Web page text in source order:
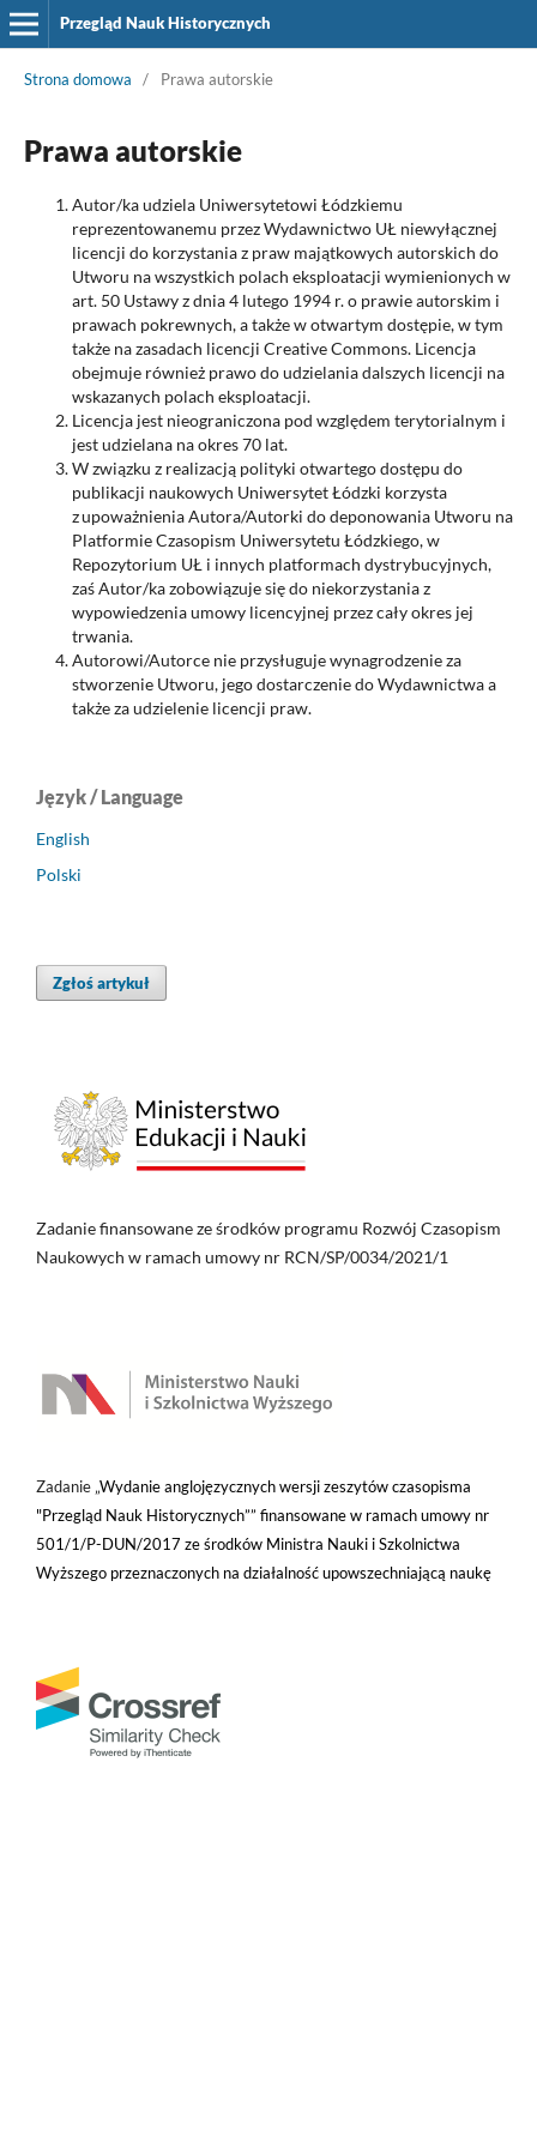
Przegląd Nauk Historycznych
Strona domowa / Prawa autorskie
Prawa autorskie
Autor/ka udziela Uniwersytetowi Łódzkiemu
reprezentowanemu przez Wydawnictwo UŁ niewyłącznej
licencji do korzystania z praw majątkowych autorskich do
Utworu na wszystkich polach eksploatacji wymienionych w
art. 50 Ustawy z dnia 4 lutego 1994 r. o prawie autorskim i
prawach pokrewnych, a także w otwartym dostępie, w tym
także na zasadach licencji Creative Commons. Licencja
obejmuje również prawo do udzielania dalszych licencji na
wskazanych polach eksploatacji.
Licencja jest nieograniczona pod względem terytorialnym i
jest udzielana na okres 70 lat.
W związku z realizacją polityki otwartego dostępu do
publikacji naukowych Uniwersytet Łódzki korzysta
z upoważnienia Autora/Autorki do deponowania Utworu na
Platformie Czasopism Uniwersytetu Łódzkiego, w
Repozytorium UŁ i innych platformach dystrybucyjnych,
zaś Autor/ka zobowiązuje się do niekorzystania z
wypowiedzenia umowy licencyjnej przez cały okres jej
trwania.
Autorowi/Autorce nie przysługuje wynagrodzenie za
stworzenie Utworu, jego dostarczenie do Wydawnictwa a
także za udzielenie licencji praw.
Język / Language
English
Polski
Zgłoś artykuł
Zadanie finansowane ze środków programu Rozwój Czasopism
Naukowych w ramach umowy nr RCN/SP/0034/2021/1
Zadanie „Wydanie anglojęzycznych wersji zeszytów czasopisma
"Przegląd Nauk Historycznych”” finansowane w ramach umowy nr
501/1/P-DUN/2017 ze środków Ministra Nauki i Szkolnictwa
Wyższego przeznaczonych na działalność upowszechniającą naukę